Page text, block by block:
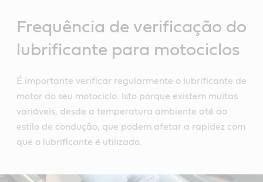
Frequência de verificação do
lubrificante para motociclos
É importante verificar regularmente o lubrificante de
motor do seu motociclo. Isto porque existem muitas
variáveis, desde a temperatura ambiente até ao
estilo de condução, que podem afetar a rapidez com
que o lubrificante é utilizado.